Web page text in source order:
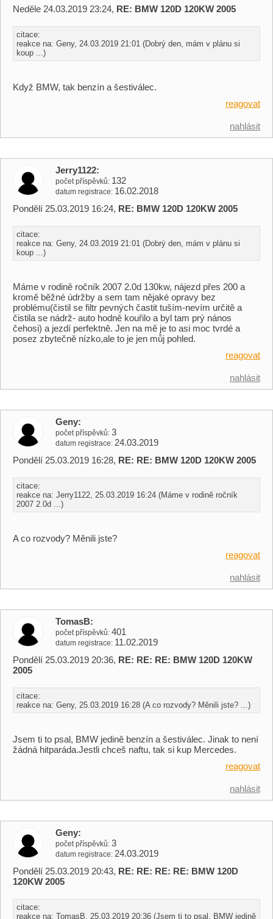
Neděle 24.03.2019 23:24, RE: BMW 120D 120KW 2005
citace:
reakce na: Geny, 24.03.2019 21:01 (Dobrý den, mám v plánu si
koup ...)
Když BMW, tak benzín a šestiválec.
reagovat
nahlásit
Jerry1122
počet příspěvků 132
datum registrace 16.02.2018
Pondělí 25.03.2019 16:24, RE: BMW 120D 120KW 2005
citace:
reakce na: Geny, 24.03.2019 21:01 (Dobrý den, mám v plánu si
koup ...)
Máme v rodině ročník 2007 2.0d 130kw, nájezd přes 200 a
kromě běžné údržby a sem tam nějaké opravy bez
problému(čistil se filtr pevných častit tuším-nevím určitě a
čistila se nádrž- auto hodně kouřilo a byl tam prý nános
čehosi) a jezdí perfektně. Jen na mě je to asi moc tvrdé a
posez zbytečně nízko,ale to je jen můj pohled.
reagovat
nahlásit
Geny
počet příspěvků 3
datum registrace 24.03.2019
Pondělí 25.03.2019 16:28, RE: RE: BMW 120D 120KW 2005
citace:
reakce na: Jerry1122, 25.03.2019 16:24 (Máme v rodině ročník
2007 2.0d ...)
A co rozvody? Měnili jste?
reagovat
nahlásit
TomasB
počet příspěvků 401
datum registrace 11.02.2019
Pondělí 25.03.2019 20:36, RE: RE: RE: BMW 120D 120KW
2005
citace:
reakce na: Geny, 25.03.2019 16:28 (A co rozvody? Měnili jste? ...)
Jsem ti to psal, BMW jedině benzín a šestiválec. Jinak to není
žádná hitparáda.Jestli chceš naftu, tak si kup Mercedes.
reagovat
nahlásit
Geny
počet příspěvků 3
datum registrace 24.03.2019
Pondělí 25.03.2019 20:43, RE: RE: RE: RE: BMW 120D
120KW 2005
citace:
reakce na: TomasB, 25.03.2019 20:36 (Jsem ti to psal, BMW jedině